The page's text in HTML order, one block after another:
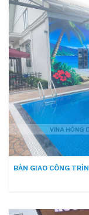
BÀN GIAO CÔNG